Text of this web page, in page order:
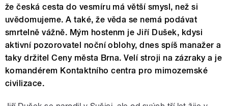
že česká cesta do vesmíru má větší smysl, než si
uvědomujeme. A také, že věda se nemá podávat
smrtelně vážně. Mým hostenm je Jiří Dušek, kdysi
aktivní pozorovatel noční oblohy, dnes spíš manažer a
taky držitel Ceny města Brna. Velí stroji na zázraky a je
komandérem Kontaktního centra pro mimozemské
civilizace.